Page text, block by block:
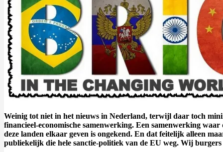
Weinig tot niet in het nieuws in Nederland, terwijl daar toch
financieel-economische samenwerking. Een samenwerking
deze landen elkaar geven is ongekend. En dat feitelijk alleen
publiekelijk die hele sanctie-politiek van de EU weg. Wij